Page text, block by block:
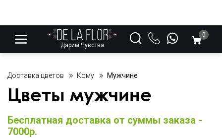
Дарим Чувства
0
Доставка цветов Кому Мужчине
Цветы мужчине
Бесплатная доставка от суммы заказа -
7000р.